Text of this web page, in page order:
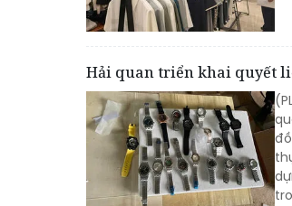
Hải quan triển khai quyết